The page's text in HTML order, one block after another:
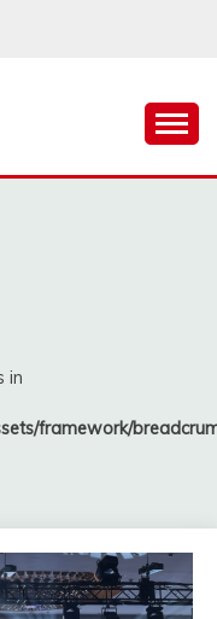
in
framework/